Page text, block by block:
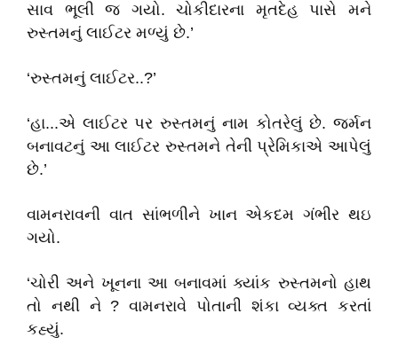
સાવ ભૂલી જ ગયો. ચોકીદારના મૃતદેહ પાસે મને
રુસ્તમનું લાઈટર મળ્યું છે.’
‘રુસ્તમનું લાઈટર..?’
‘હા...એ લાઈટર પર રુસ્તમનું નામ કોતરેલું છે. જર્મન
બનાવટનું આ લાઈટર રુસ્તમને તેની પ્રેમિકાએ આપેલું
છે.’
વામનરાવની વાત સાંભળીને ખાન એકદમ ગંભીર થઇ
ગયો.
‘ચોરી અને ખૂનના આ બનાવમાં ક્યાંક રુસ્તમનો હાથ
તો નથી ને ? વામનરાવે પોતાની શંકા વ્યક્ત કરતાં
કહ્યું.